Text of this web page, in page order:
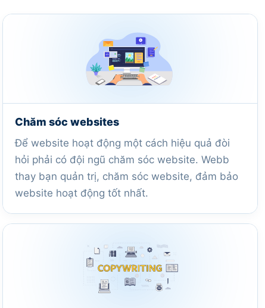
Chăm sóc websites
Để website hoạt động một cách hiệu quả đòi
hỏi phải có đội ngũ chăm sóc website. Webb
thay bạn quản trị, chăm sóc website, đảm bảo
website hoạt động tốt nhất.